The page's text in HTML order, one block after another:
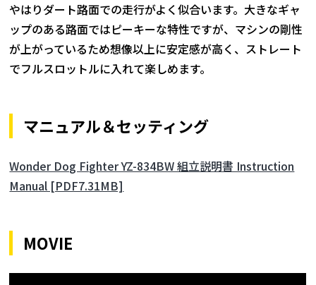
やはりダート路面での走行がよく似合います。大きなギャ
ップのある路面ではピーキーな特性ですが、マシンの剛性
が上がっているため想像以上に安定感が高く、ストレート
でフルスロットルに入れて楽しめます。
マニュアル＆セッティング
Wonder Dog Fighter YZ-834BW 組立説明書 Instruction
Manual [PDF7.31MB]
MOVIE